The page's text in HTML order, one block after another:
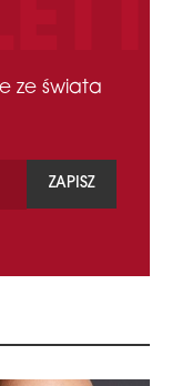
ze świata
ZAPISZ